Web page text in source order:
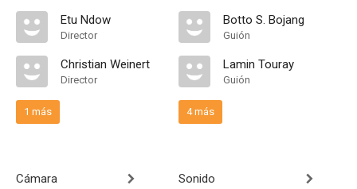
Etu Ndow
Director
Christian Weinert
Director
1 más
Cámara
Botto S. Bojang
Guión
Lamin Touray
Guión
4 más
Sonido